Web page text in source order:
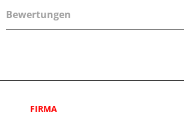
Bewertungen
FIRMA